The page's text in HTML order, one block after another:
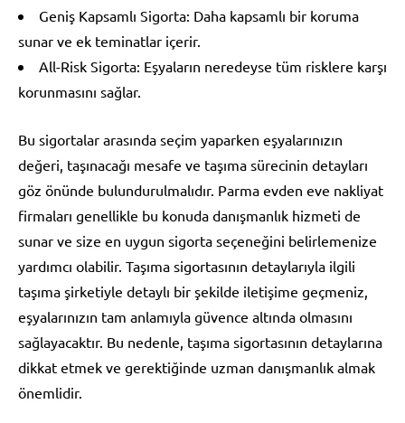
Geniş Kapsamlı Sigorta: Daha kapsamlı bir koruma
sunar ve ek teminatlar içerir.
All-Risk Sigorta: Eşyaların neredeyse tüm risklere karşı
korunmasını sağlar.
Bu sigortalar arasında seçim yaparken eşyalarınızın
değeri, taşınacağı mesafe ve taşıma sürecinin detayları
göz önünde bulundurulmalıdır. Parma evden eve nakliyat
firmaları genellikle bu konuda danışmanlık hizmeti de
sunar ve size en uygun sigorta seçeneğini belirlemenize
yardımcı olabilir. Taşıma sigortasının detaylarıyla ilgili
taşıma şirketiyle detaylı bir şekilde iletişime geçmeniz,
eşyalarınızın tam anlamıyla güvence altında olmasını
sağlayacaktır. Bu nedenle, taşıma sigortasının detaylarına
dikkat etmek ve gerektiğinde uzman danışmanlık almak
önemlidir.